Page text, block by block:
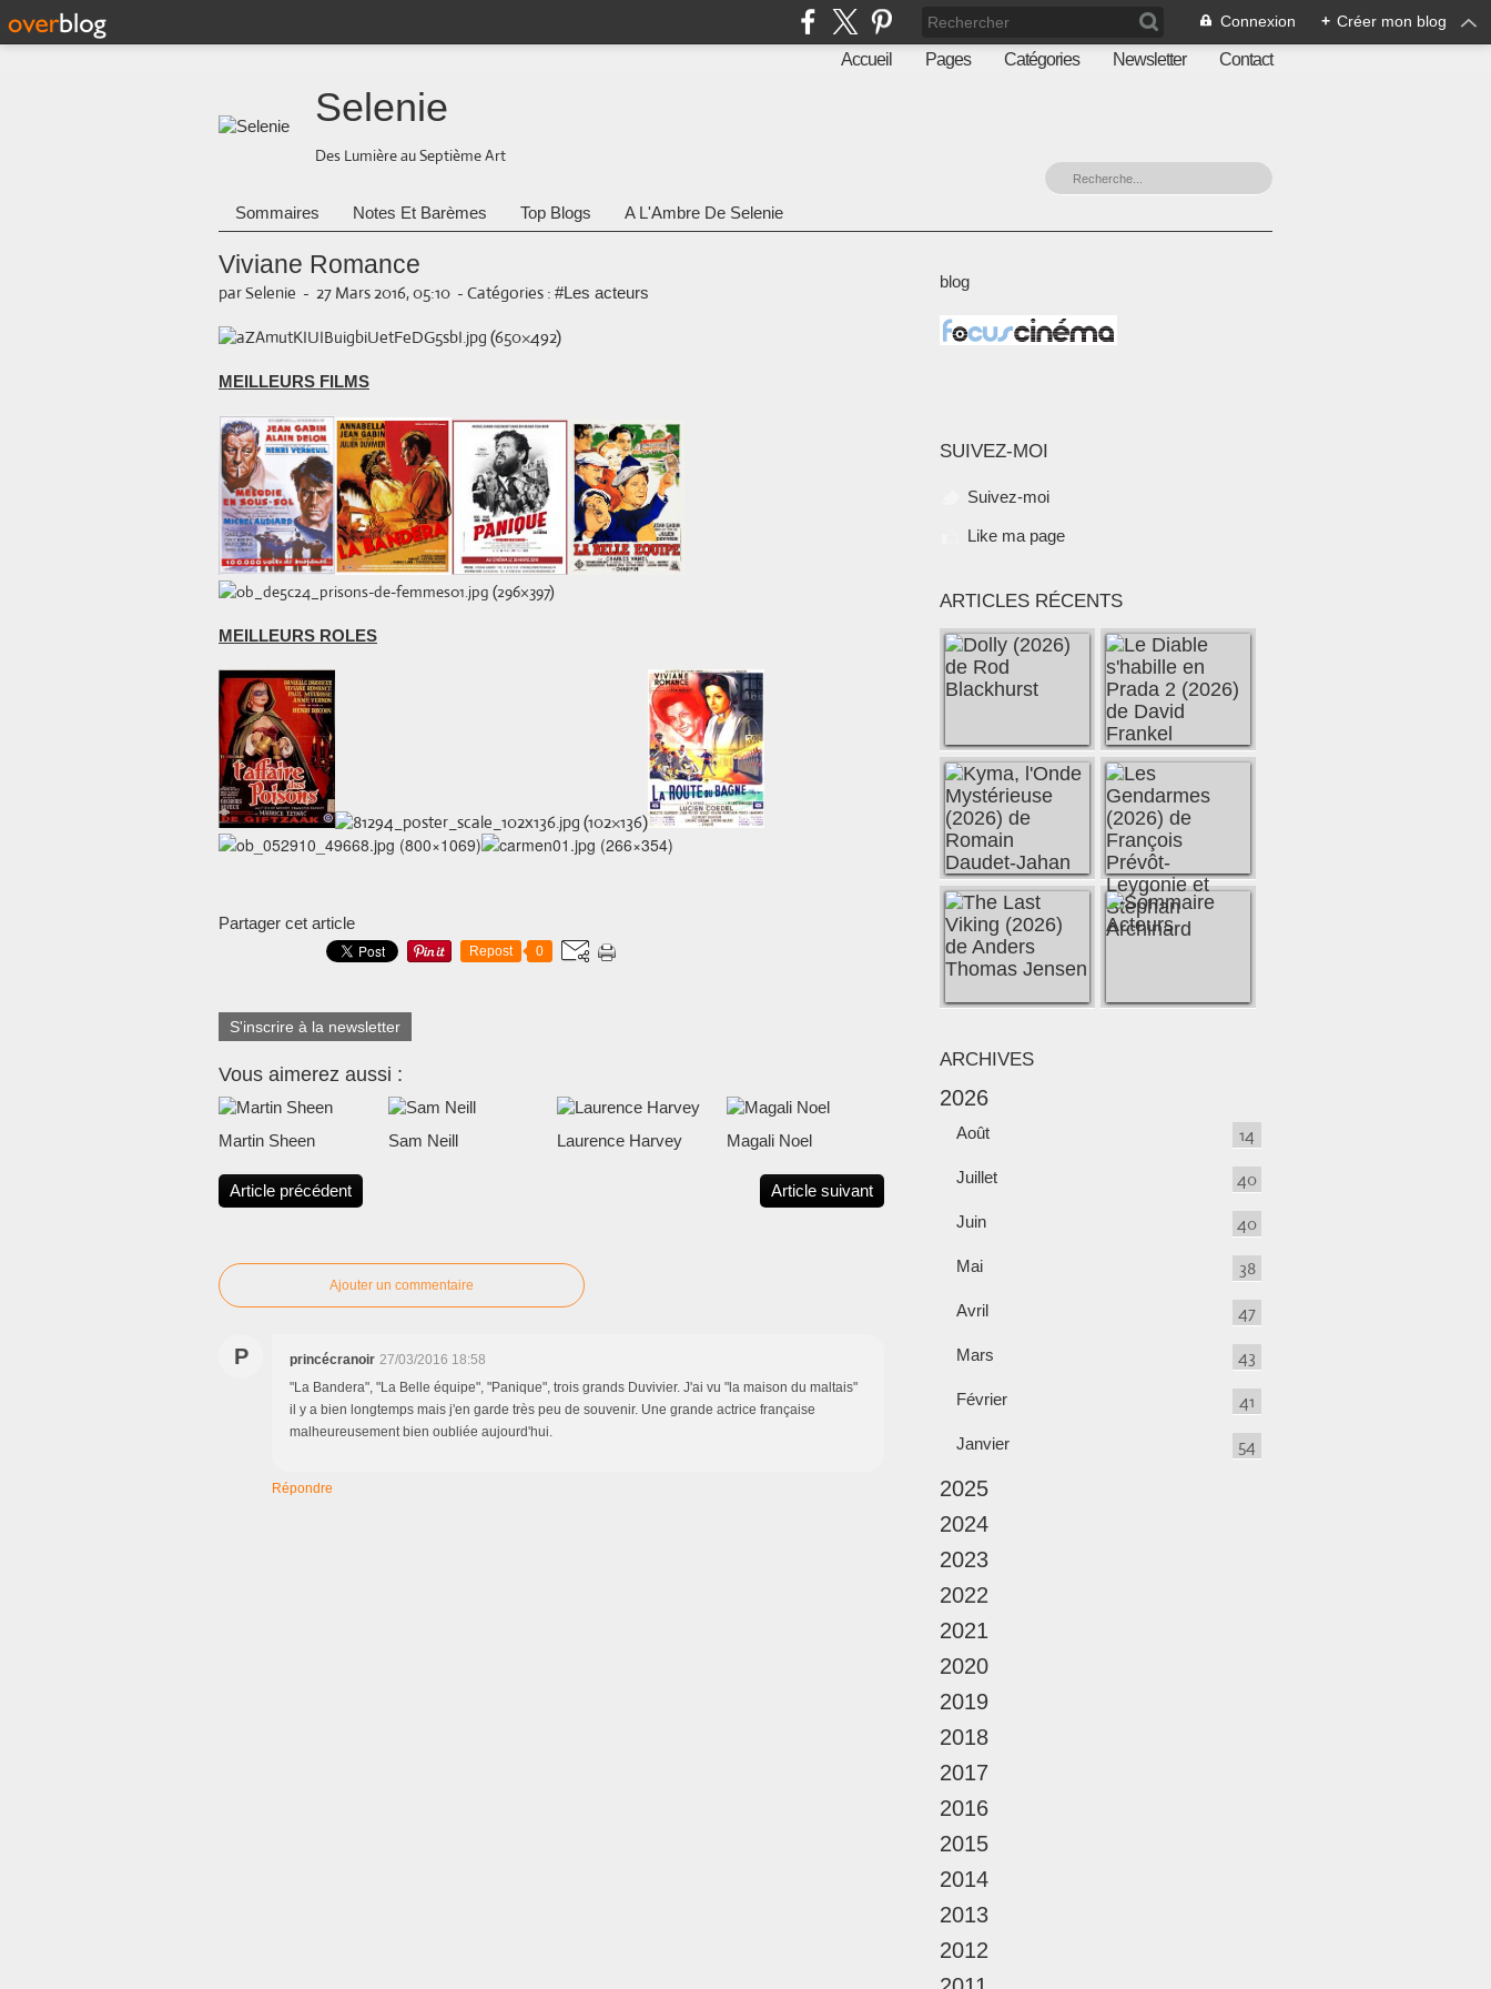
Connexion + Créer mon blog
Accueil Pages Catégories Newsletter Contact
Selenie
Des Lumière au Septième Art
Sommaires Notes Et Barèmes Top Blogs A L'Ambre De Selenie
Viviane Romance
par Selenie - 27 Mars 2016, 05:10 - Catégories : #Les acteurs
MEILLEURS FILMS
MEILLEURS ROLES
Partager cet article
Repost 0
S'inscrire à la newsletter
Vous aimerez aussi :
Martin Sheen Sam Neill Laurence Harvey Magali Noel
Article précédent Article suivant
Ajouter un commentaire
P princécranoir 27/03/2016 18:58
"La Bandera", "La Belle équipe", "Panique", trois grands Duvivier. J'ai vu "la maison du maltais"
il y a bien longtemps mais j'en garde très peu de souvenir. Une grande actrice française
malheureusement bien oubliée aujourd'hui.
Répondre
blog
SUIVEZ-MOI
Suivez-moi
Like ma page
ARTICLES RÉCENTS
ARCHIVES
2026
Août 14
Juillet 40
Juin 40
Mai 38
Avril 47
Mars 43
Février 41
Janvier 54
2025
2024
2023
2022
2021
2020
2019
2018
2017
2016
2015
2014
2013
2012